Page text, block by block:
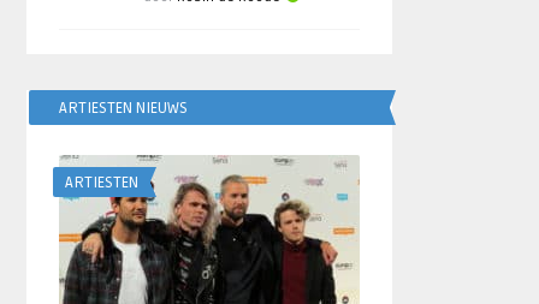
ARTIESTEN NIEUWS
ARTIESTEN